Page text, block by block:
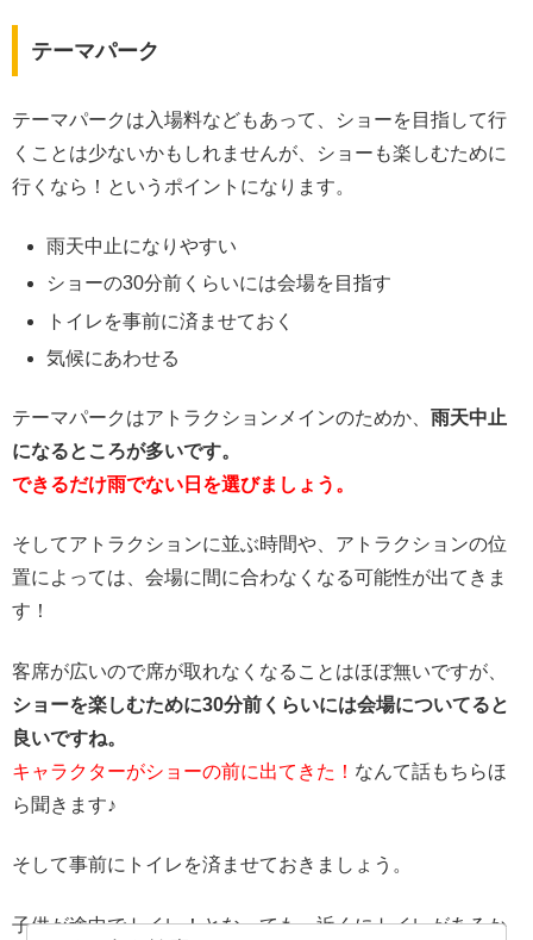
テーマパーク
テーマパークは入場料などもあって、ショーを目指して行
くことは少ないかもしれませんが、ショーも楽しむために
行くなら！というポイントになります。
雨天中止になりやすい
ショーの30分前くらいには会場を目指す
トイレを事前に済ませておく
気候にあわせる
テーマパークはアトラクションメインのためか、 雨天中止
になるところが多いです。
できるだけ雨でない日を選びましょう。
そしてアトラクションに並ぶ時間や、アトラクションの位
置によっては、会場に間に合わなくなる可能性が出てきま
す！
客席が広いので席が取れなくなることはほぼ無いですが、
ショーを楽しむために30分前くらいには会場についてると
良いですね。
キャラクターがショーの前に出てきた！ なんて話もちらほ
ら聞きます♪
そして事前にトイレを済ませておきましょう。
子供が途中でトイレ！となっても、近くにトイレがあるか